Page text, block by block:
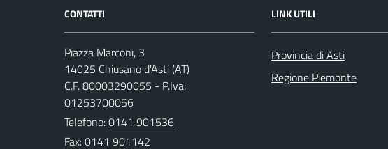
CONTATTI
Piazza Marconi, 3
14025 Chiusano d'Asti (AT)
C.F. 80003290055 - P.Iva:
01253700056
Telefono:0141 901536
Fax: 0141 901142
LINK UTILI
Provincia di Asti
Regione Piemonte